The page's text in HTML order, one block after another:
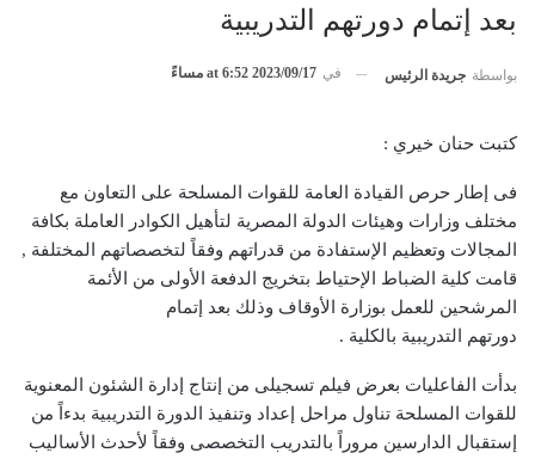
بعد إتمام دورتهم التدريبية
بواسطة جريدة الرئيس في 2023/09/17 at 6:52 مساءً
كتبت حنان خيري :
فى إطار حرص القيادة العامة للقوات المسلحة على التعاون مع
مختلف وزارات وهيئات الدولة المصرية لتأهيل الكوادر العاملة بكافة
المجالات وتعظيم الإستفادة من قدراتهم وفقاً لتخصصاتهم المختلفة ,
قامت كلية الضباط الإحتياط بتخريج الدفعة الأولى من الأئمة
المرشحين للعمل بوزارة الأوقاف وذلك بعد إتمام
دورتهم التدريبية بالكلية .
بدأت الفاعليات بعرض فيلم تسجيلى من إنتاج إدارة الشئون المعنوية
للقوات المسلحة تناول مراحل إعداد وتنفيذ الدورة التدريبية بدءاً من
إستقبال الدارسين مروراً بالتدريب التخصصى وفقاً لأحدث الأساليب